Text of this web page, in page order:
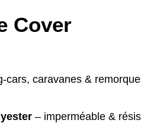
Cover
caravanes &
– imperméable &